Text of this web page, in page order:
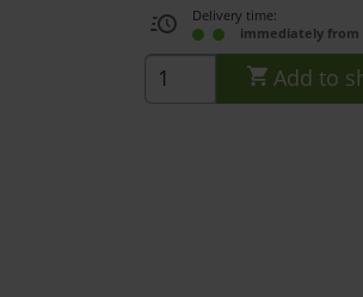
Delivery time:
immediately from
Add to